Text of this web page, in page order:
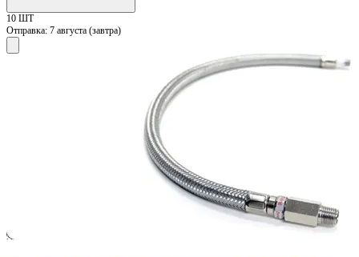
10 ШТ
Отправка: 7 августа (завтра)